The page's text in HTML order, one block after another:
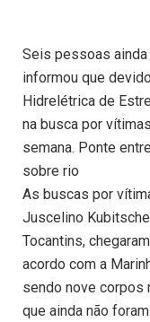
Seis pessoas
informou que
Hidrelétrica de
na busca por
semana. Ponte
sobre rio
As buscas por
Juscelino
Tocantins,
acordo com a
sendo nove corpos
que ainda não